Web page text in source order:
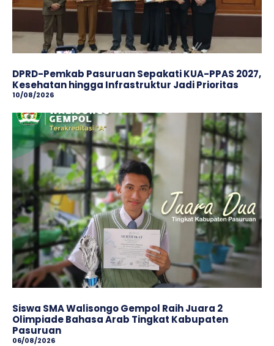
DPRD-Pemkab Pasuruan Sepakati KUA-PPAS 2027,
Kesehatan hingga Infrastruktur Jadi Prioritas
10/08/2026
Siswa SMA Walisongo Gempol Raih Juara 2
Olimpiade Bahasa Arab Tingkat Kabupaten
Pasuruan
06/08/2026